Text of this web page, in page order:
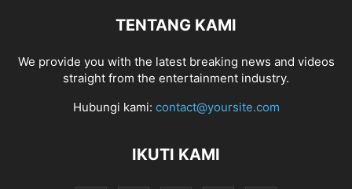
TENTANG KAMI
We provide you with the latest breaking news and videos
straight from the entertainment industry.
Hubungi kami: contact@yoursite.com
IKUTI KAMI